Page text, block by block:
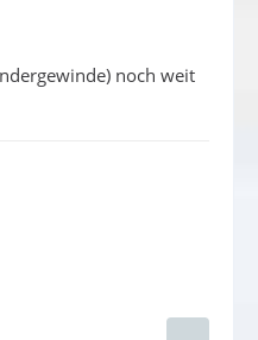
noch weit